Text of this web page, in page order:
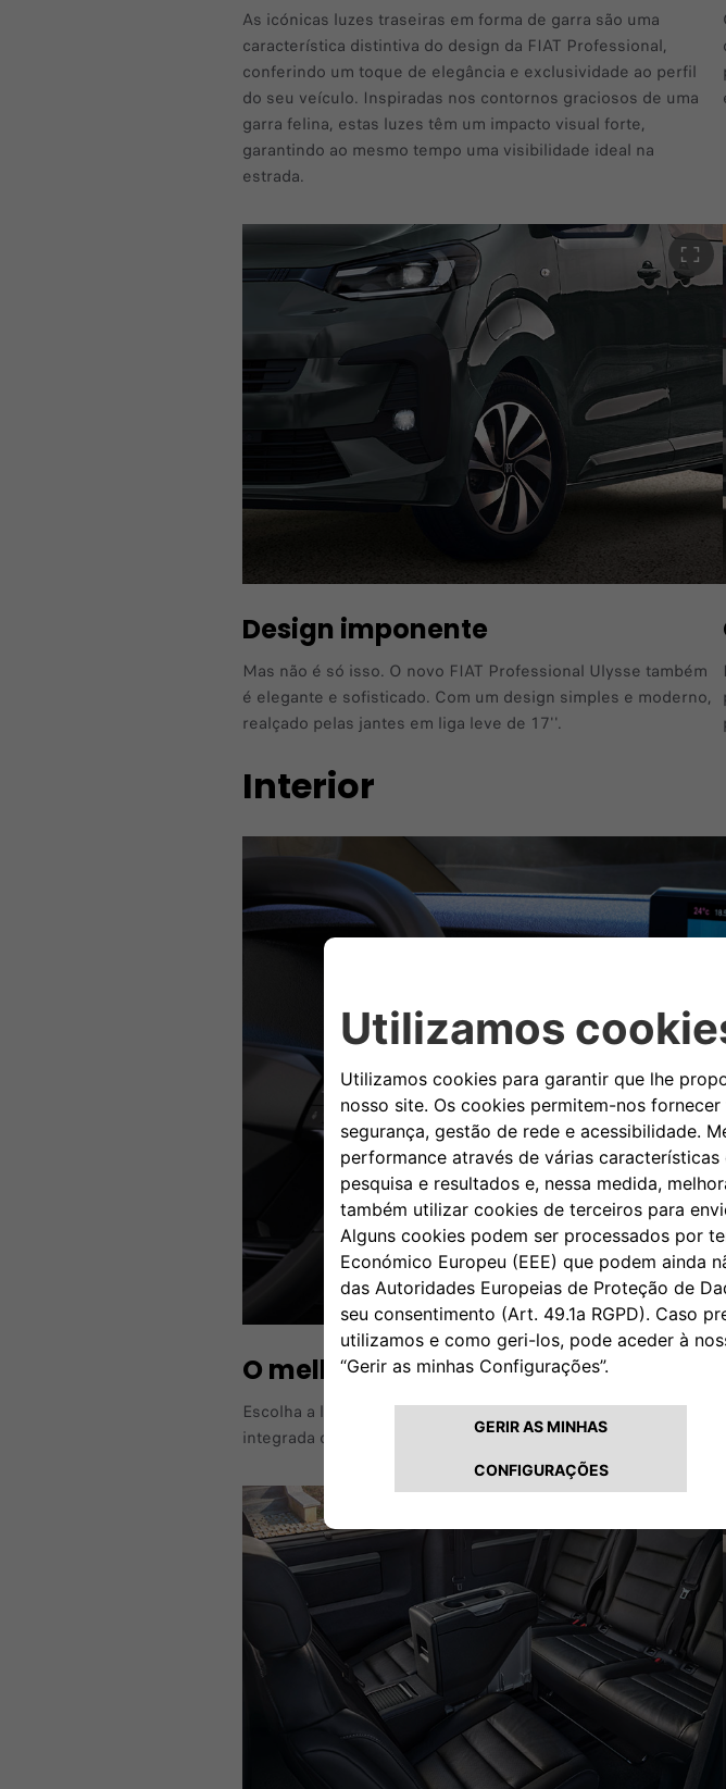
As icónicas luzes traseiras em forma de garra são uma
característica distintiva do design da FIAT Professional,
conferindo um toque de elegância e exclusividade ao perfil
do seu veículo. Inspiradas nos contornos graciosos de uma
garra felina, estas luzes têm um impacto visual forte,
garantindo ao mesmo tempo uma visibilidade ideal na
estrada.
Design imponente
Mas não é só isso. O novo FIAT Professional Ulysse também
é elegante e sofisticado. Com um design simples e moderno,
realçado pelas jantes em liga leve de 17''.
Interior
O melhor em infoentretenimento
Escolha a lista de reprodução perfeita para cada viagem! O
integrada que não só é divertido, como também ágil e o